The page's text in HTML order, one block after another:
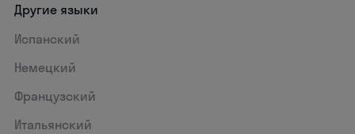
Другие языки
Испанский
Немецкий
Французский
Итальянский